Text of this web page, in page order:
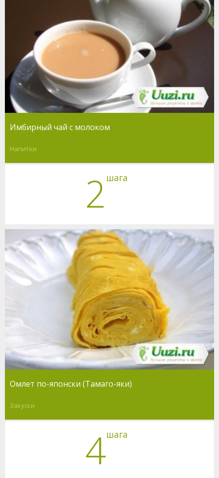
Имбирный чай с молоком
Напитки
2 шага
Омлет по-японски (Тамаго-яки)
Закуски
4шага